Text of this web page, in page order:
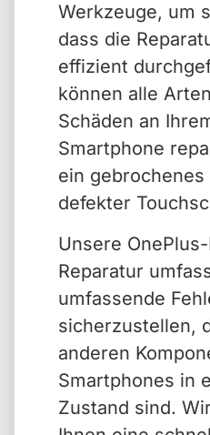
Werkzeuge, um
dass die
effizient
können alle
Schäden an
Smartphone
ein gebrochenes
defekter
Unsere
Reparatur
umfassende
sicherzustellen,
anderen
Smartphones in
Zustand sind.